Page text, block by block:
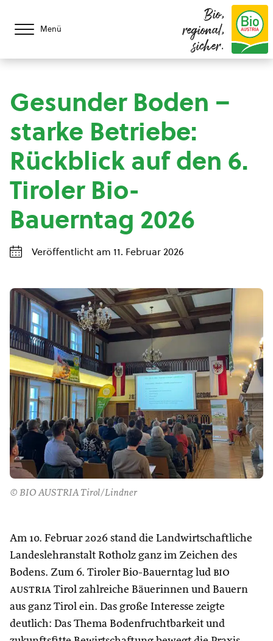
Menü
Bio,
regional,
sicher.
Gesunder Boden –
starke Betriebe:
Rückblick auf den 6.
Tiroler Bio-
Bauerntag 2026
Veröffentlicht am 11. Februar 2026
© BIO AUSTRIA Tirol/Lindner
Am 10. Februar 2026 stand die Landwirtschaftliche
Landeslehranstalt Rotholz ganz im Zeichen des
Bodens. Zum 6. Tiroler Bio-Bauerntag lud bio
austria Tirol zahlreiche Bäuerinnen und Bauern
aus ganz Tirol ein. Das große Interesse zeigte
deutlich: Das Thema Bodenfruchtbarkeit und